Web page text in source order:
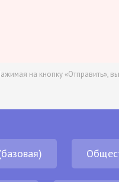
на кнопку «Отправить»,